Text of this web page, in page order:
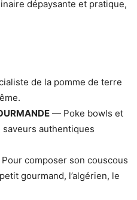
dépaysante et pratique,
de la pomme de terre
— Poke bowls et
saveurs authentiques
composer son couscous
gourmand, l’algérien, le